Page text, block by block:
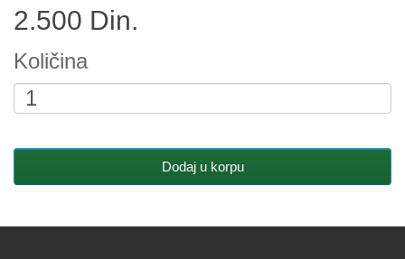
2.500 Din.
Količina
Dodaj u korpu